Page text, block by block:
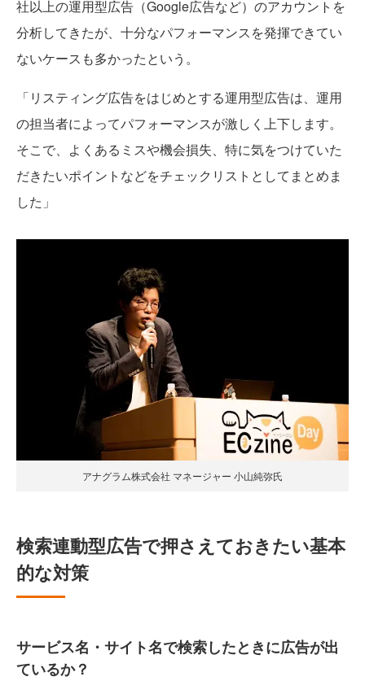
社以上の運用型広告（Google広告など）のアカウントを
分析してきたが、十分なパフォーマンスを発揮できてい
ないケースも多かったという。
「リスティング広告をはじめとする運用型広告は、運用
の担当者によってパフォーマンスが激しく上下します。
そこで、よくあるミスや機会損失、特に気をつけていた
だきたいポイントなどをチェックリストとしてまとめま
した」
アナグラム株式会社 マネージャー 小山純弥氏
検索連動型広告で押さえておきたい基本
的な対策
サービス名・サイト名で検索したときに広告が出
ているか？